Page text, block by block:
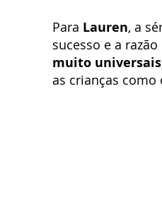
Para Lauren, a
sucesso e a
muito universais
as crianças como